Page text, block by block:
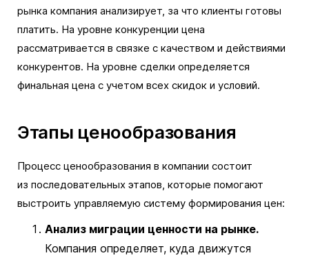
рынка компания анализирует, за что клиенты готовы
платить. На уровне конкуренции цена
рассматривается в связке с качеством и действиями
конкурентов. На уровне сделки определяется
финальная цена с учетом всех скидок и условий.
Этапы ценообразования
Процесс ценообразования в компании состоит
из последовательных этапов, которые помогают
выстроить управляемую систему формирования цен:
Анализ миграции ценности на рынке.
Компания определяет, куда движутся